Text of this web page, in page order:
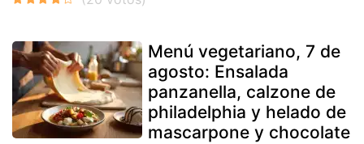
Menú vegetariano, 7 de
agosto: Ensalada
panzanella, calzone de
philadelphia y helado de
mascarpone y chocolate